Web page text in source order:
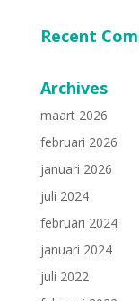
Recent
Archives
maart 2026
februari 2026
januari 2026
juli 2024
februari 2024
januari 2024
juli 2022